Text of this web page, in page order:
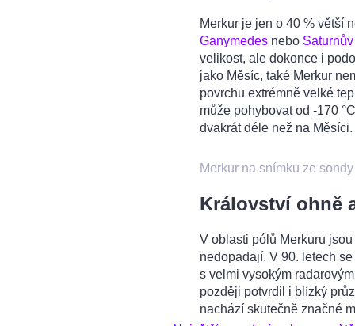
Merkur je jen o 40 % větší
Ganymedes nebo
velikost, ale dokonce i
jako Měsíc, také Merkur
povrchu extrémně velké
může pohybovat od -170
dvakrát déle než na
Merkur na sní­mku ze
Království ohně
V oblasti pólů Merkuru
nedopadají. V 90. letech
s velmi vysokým
později potvrdil i blízký
nachází skutečně značné